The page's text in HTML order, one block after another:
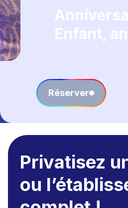
Enfant,
Réserver
Privatisez
ou